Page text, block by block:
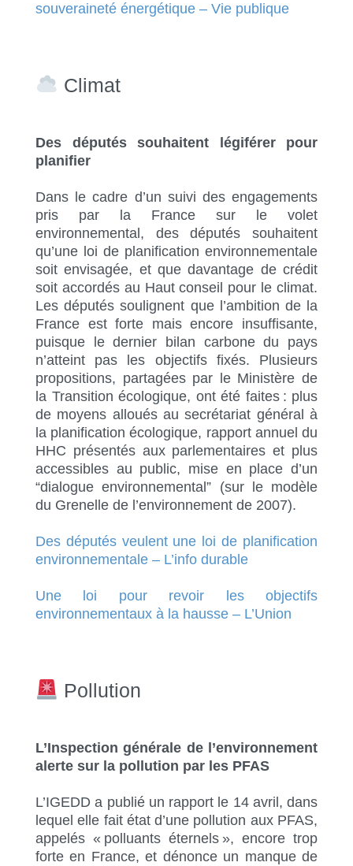
souveraineté énergétique – Vie publique
Climat
Des députés souhaitent légiférer pour
planifier
Dans le cadre d’un suivi des engagements
pris par la France sur le volet
environnemental, des députés souhaitent
qu’une loi de planification environnementale
soit envisagée, et que davantage de crédit
soit accordés au Haut conseil pour le climat.
Les députés soulignent que l’ambition de la
France est forte mais encore insuffisante,
puisque le dernier bilan carbone du pays
n’atteint pas les objectifs fixés. Plusieurs
propositions, partagées par le Ministère de
la Transition écologique, ont été faites : plus
de moyens alloués au secrétariat général à
la planification écologique, rapport annuel du
HHC présentés aux parlementaires et plus
accessibles au public, mise en place d’un
“dialogue environnemental” (sur le modèle
du Grenelle de l’environnement de 2007).
Des députés veulent une loi de planification
environnementale – L’info durable
Une loi pour revoir les objectifs
environnementaux à la hausse – L’Union
Pollution
L’Inspection générale de l’environnement
alerte sur la pollution par les PFAS
L’IGEDD a publié un rapport le 14 avril, dans
lequel elle fait état d’une pollution aux PFAS,
appelés « polluants éternels », encore trop
forte en France, et dénonce un manque de